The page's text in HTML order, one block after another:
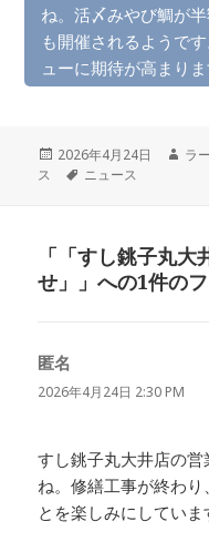
ね。活〆みやび鯛が
も開催されるようで
ューに期待が高まりま
投
稿
2026年4月24日
作
ラ
ス
タ
ニュース
「「すし銚子丸
せ」」への1件の
匿名
り:
2026年4月24日 2:30 PM
すし銚子丸大井店の
ね。修繕工事が終わ
とを楽しみにしていま